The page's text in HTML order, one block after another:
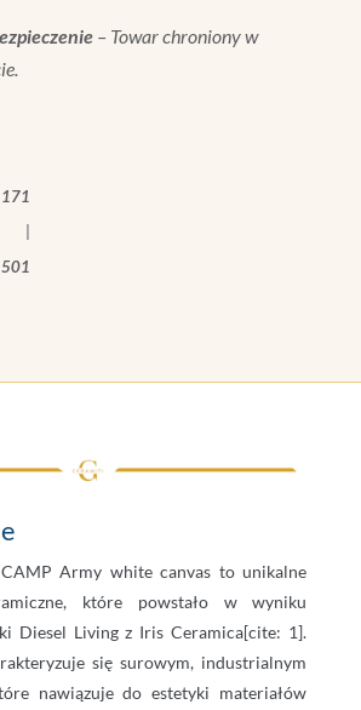
– Towar chroniony w
Army white canvas to unikalne
które powstało w wyniku
Diesel Living z Iris Ceramica[cite: 1].
się surowym, industrialnym
nawiązuje do estetyki materiałów